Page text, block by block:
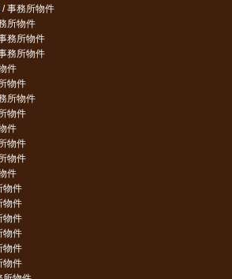
事務所物件
所物件
務所物件
務所物件
件
物件
所物件
物件
件
物件
物件
件
物件
物件
物件
物件
物件
物件